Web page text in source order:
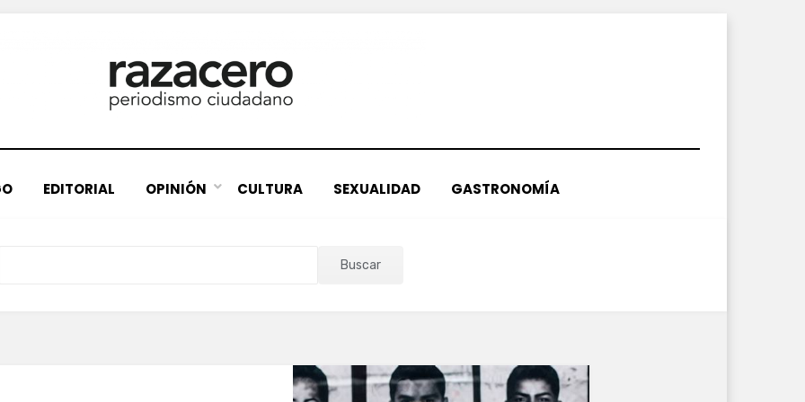
EDITORIAL OPINIÓN CULTURA SEXUALIDAD GASTRONOMÍA
Buscar